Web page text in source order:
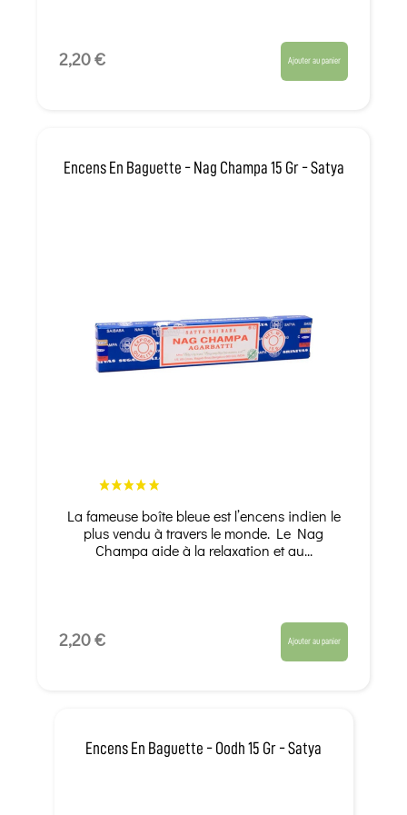
2,20 € Ajouter au panier
Encens En Baguette - Nag Champa 15 Gr - Satya
La fameuse boîte bleue est l’encens indien le
plus vendu à travers le monde. Le Nag
Champa aide à la relaxation et au...
2,20 € Ajouter au panier
Encens En Baguette - Oodh 15 Gr - Satya